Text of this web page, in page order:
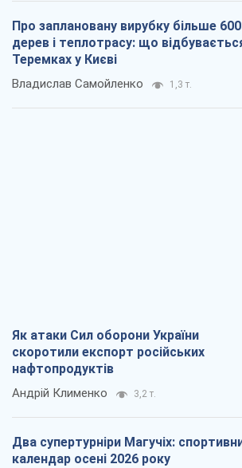
Про заплановану вирубку більше 600
дерев і теплотрасу: що
Теремках у Києві
Владислав Самойленко 1,3 т.
Як атаки Сил оборони України
скоротили експорт російських
нафтопродуктів
Андрій Клименко 3,2 т.
Два супертурніри Магучіх:
календар осені 2026 року